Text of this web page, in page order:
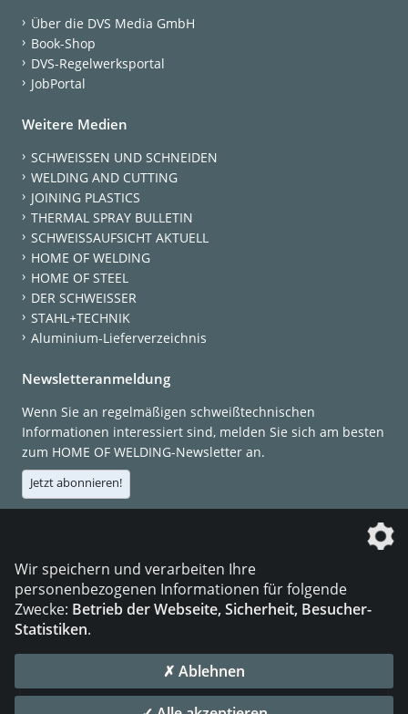
Über die DVS Media GmbH
Book-Shop
DVS-Regelwerksportal
JobPortal
Weitere Medien
SCHWEISSEN UND SCHNEIDEN
WELDING AND CUTTING
JOINING PLASTICS
THERMAL SPRAY BULLETIN
SCHWEISSAUFSICHT AKTUELL
HOME OF WELDING
HOME OF STEEL
DER SCHWEISSER
STAHL+TECHNIK
Aluminium-Lieferverzeichnis
Newsletteranmeldung
Wenn Sie an regelmäßigen schweißtechnischen
Informationen interessiert sind, melden Sie sich am besten
zum HOME OF WELDING-Newsletter an.
Jetzt abonnieren!
Die DVS Media GmbH ist ein Unternehmen der
© 2026 DVS Media GmbH
Wir speichern und verarbeiten Ihre
personenbezogenen Informationen für folgende
Zwecke: Betrieb der Webseite, Sicherheit, Besucher-
Statistiken.
✗ Ablehnen